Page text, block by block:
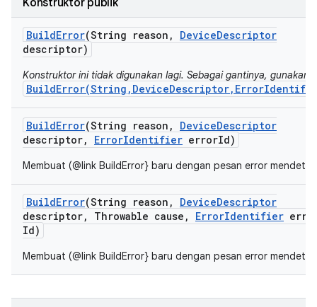
Konstruktor publik
BuildError(String reason , DeviceDescriptor
descriptor)
Konstruktor ini tidak digunakan lagi. Sebagai gantinya, gunakan
BuildError(String reason , DeviceDescriptor
descriptor, ErrorIdentifier errorId)
Membuat (@link BuildError} baru dengan pesan error
BuildError(String reason , DeviceDescriptor
descriptor, Throwable cause , ErrorIdentifier
Id)
Membuat (@link BuildError} baru dengan pesan error